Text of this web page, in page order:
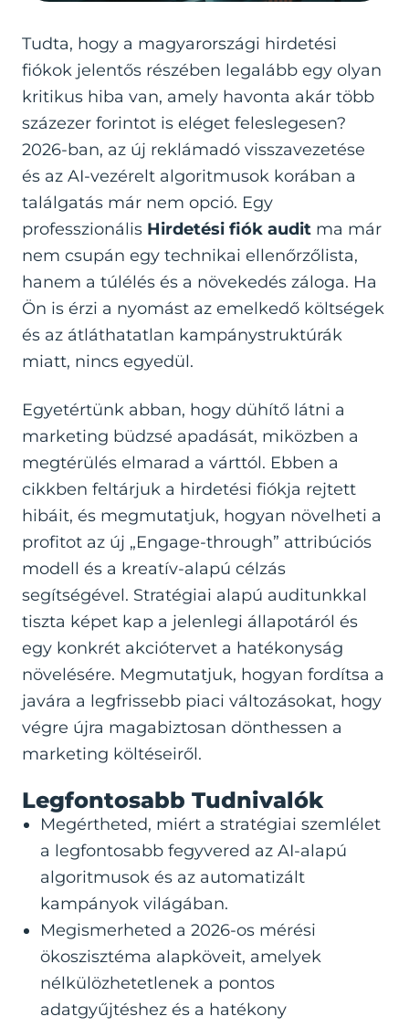
Tudta, hogy a magyarországi hirdetési
fiókok jelentős részében legalább egy olyan
kritikus hiba van, amely havonta akár több
százezer forintot is eléget feleslegesen?
2026-ban, az új reklámadó visszavezetése
és az AI-vezérelt algoritmusok korában a
találgatás már nem opció. Egy
professzionális Hirdetési fiók audit ma már
nem csupán egy technikai ellenőrzőlista,
hanem a túlélés és a növekedés záloga. Ha
Ön is érzi a nyomást az emelkedő költségek
és az átláthatatlan kampánystruktúrák
miatt, nincs egyedül.
Egyetértünk abban, hogy dühítő látni a
marketing büdzsé apadását, miközben a
megtérülés elmarad a várttól. Ebben a
cikkben feltárjuk a hirdetési fiókja rejtett
hibáit, és megmutatjuk, hogyan növelheti a
profitot az új „Engage-through” attribúciós
modell és a kreatív-alapú célzás
segítségével. Stratégiai alapú auditunkkal
tiszta képet kap a jelenlegi állapotáról és
egy konkrét akciótervet a hatékonyság
növelésére. Megmutatjuk, hogyan fordítsa a
javára a legfrissebb piaci változásokat, hogy
végre újra magabiztosan dönthessen a
marketing költéseiről.
Legfontosabb Tudnivalók
Megértheted, miért a stratégiai szemlélet
a legfontosabb fegyvered az AI-alapú
algoritmusok és az automatizált
kampányok világában.
Megismerheted a 2026-os mérési
ökoszisztéma alapköveit, amelyek
nélkülözhetetlenek a pontos
adatgyűjtéshez és a hatékony